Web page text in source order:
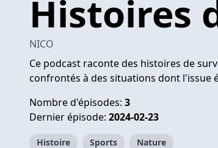
Histoires
NICO
Ce podcast raconte des histoires de
confrontés à des situations dont l'issue
Nombre d'épisodes: 3
Dernier épisode: 2024-02-23
Histoire Sports Nature